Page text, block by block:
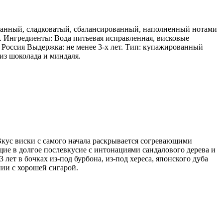
сладковатый, сбалансированный, наполненный нотами
Вода питьевая исправленная, висковые
Выдержка: не менее 3-х лет. Тип: купажированный
шоколада и миндаля.
виски с самого начала раскрывается согревающими
в долгое послевкусие с интонациями сандалового дерева и
в бочках из-под бурбона, из-под хереса, японского дуба
с хорошей сигарой.